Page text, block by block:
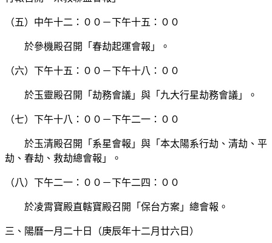
（五）中午十二：００－下午十五：００
於參機殿召開「春劫起運會報」。
（六）下午十五：００－下午十八：００
於玉靈殿召開「劫務會議」與「九大行星劫務會議」。
（七）下午十八：００－下午二一：００
於玉清殿召開「系星會報」與「本太陽系行劫、清劫、平
劫、春劫、救劫總會報」。
（八）下午二一：００－下午二四：００
於凌霄寶殿直轄寶殿召開「保台方案」總會報。
三、陽曆一月二十日（庚辰年十二月廿六日）